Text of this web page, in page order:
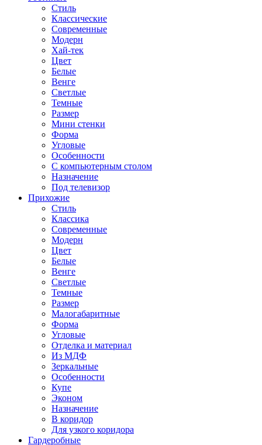
Стиль
Классические
Современные
Модерн
Хай-тек
Цвет
Белые
Венге
Светлые
Темные
Размер
Мини стенки
Форма
Угловые
Особенности
С компьютерным столом
Назначение
Под телевизор
Прихожие
Стиль
Классика
Современные
Модерн
Цвет
Белые
Венге
Светлые
Темные
Размер
Малогабаритные
Форма
Угловые
Отделка и материал
Из МДФ
Зеркальные
Особенности
Купе
Эконом
Назначение
В коридор
Для узкого коридора
Гардеробные